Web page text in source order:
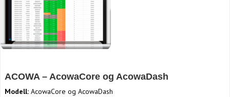
ACOWA – AcowaCore og AcowaDash
Modell: AcowaCore og AcowaDash